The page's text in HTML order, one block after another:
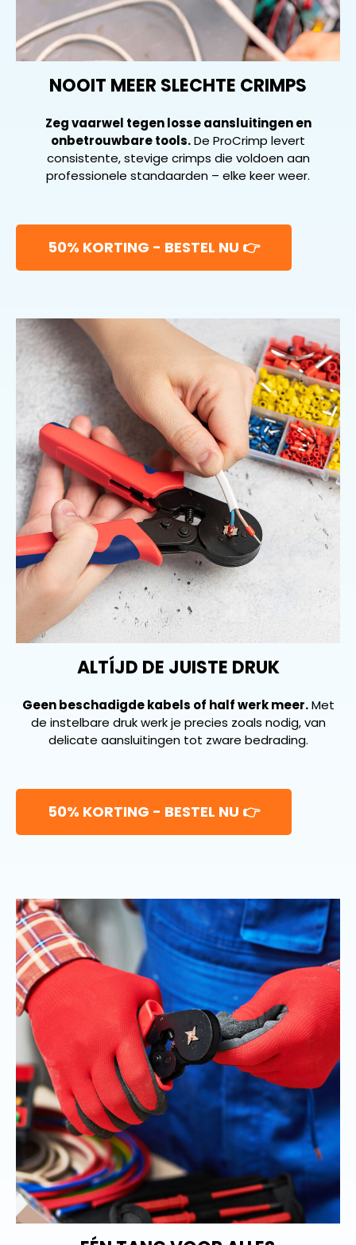
NOOIT MEER SLECHTE CRIMPS
Zeg vaarwel tegen losse aansluitingen en
onbetrouwbare tools.De ProCrimp levert
consistente, stevige crimps die voldoen aan
professionele standaarden – elke keer weer.
50% KORTING - BESTEL NU 👉
ALTÍJD DE JUISTE DRUK
Geen beschadigde kabels of half werk meer.Met
de instelbare druk werk je precies zoals nodig, van
delicate aansluitingen tot zware bedrading.
50% KORTING - BESTEL NU 👉